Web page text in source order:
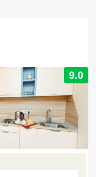
9.0